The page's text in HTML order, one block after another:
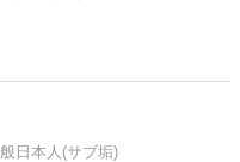
日本人(サブ垢)